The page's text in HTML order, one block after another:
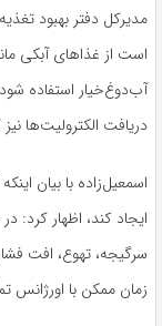
مدیرکل دفتر بهبود
است از غذاهای آبکی
آب‌دوغ‌خیار استفاده
دریافت الکترولیت‌ها
اسمعیل‌زاده با بیان
ایجاد کند، اظهار
سرگیجه، تهوع، افت
زمان ممکن با اورژانس